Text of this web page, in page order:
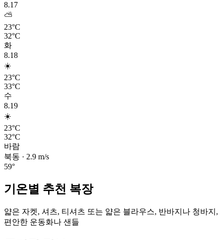
8.17
⛅
23°C
32°C
화
8.18
☀️
23°C
33°C
수
8.19
☀️
23°C
32°C
바람
북동 · 2.9 m/s
59°
기온별 추천 복장
얇은 자켓, 셔츠, 티셔츠 또는 얇은 블라우스, 반바지나 청바지,
편안한 운동화나 샌들